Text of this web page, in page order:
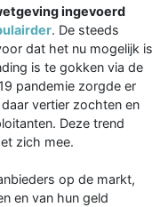
ingevoerd
. De steeds
dat het nu mogelijk is
is te gokken via de
pandemie zorgde er
vertier zochten en
Deze trend
zich mee.
op de markt,
en van hun geld